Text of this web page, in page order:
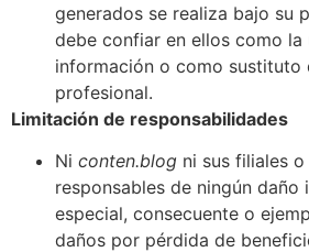
generados se realiza bajo su
debe confiar en ellos como la
información o como sustituto
profesional.
Limitación de responsabilidades
Ni conten.blog ni sus filiales
responsables de ningún daño
especial, consecuente o
daños por pérdida de